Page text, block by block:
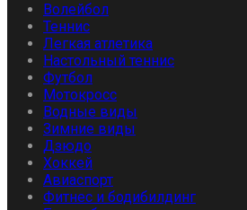
Волейбол
Теннис
Легкая атлетика
Настольный теннис
Футбол
Мотокросс
Водные виды
Зимние виды
Дзюдо
Хоккей
Авиаспорт
Фитнес и бодибилдинг